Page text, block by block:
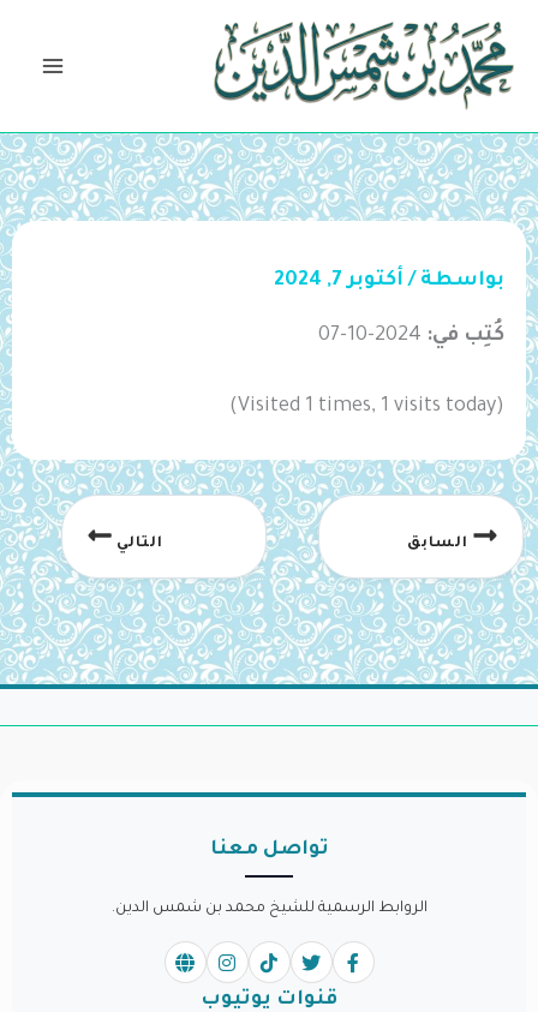
تخطي
المحتوى
بواسطة / أكتوبر 7, 2024
كُتِب في: 2024-10-07
(Visited 1 times, 1 visits today)
السابق التالي
تواصل معنا
الروابط الرسمية للشيخ محمد بن شمس الدين.
قنوات يوتيوب